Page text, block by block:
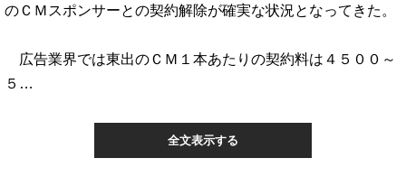
のＣＭスポンサーとの契約解除が確実な状況となってきた。
広告業界では東出のＣＭ１本あたりの契約料は４５００～
５…
全文表示する